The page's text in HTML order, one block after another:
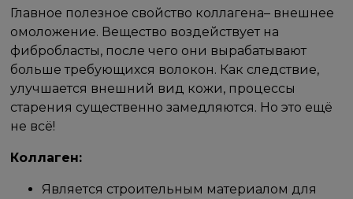
Главное полезное свойство коллагена– внешнее
омоложение. Вещество воздействует на
фибробласты, после чего они вырабатывают
больше требующихся волокон. Как следствие,
улучшается внешний вид кожи, процессы
старения существенно замедляются. Но это ещё
не всё!
Коллаген:
Является строительным материалом для